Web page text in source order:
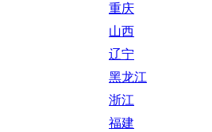
重庆
山西
辽宁
黑龙江
浙江
福建